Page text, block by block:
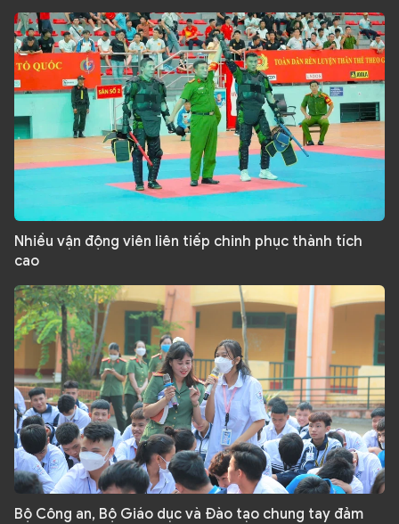
Nhiều vận động viên liên tiếp chinh phục thành tích
cao
Bộ Công an, Bộ Giáo dục và Đào tạo chung tay đảm